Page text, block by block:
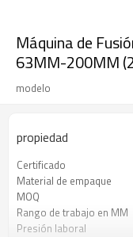
Máquina de
63MM-200MM
modelo
propiedad
Certificado
Material de empaque
MOQ
Rango de trabajo en MM
Presión laboral